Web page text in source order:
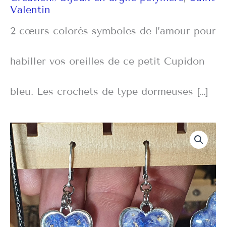
Valentin
2 cœurs colorés symboles de l’amour pour
habiller vos oreilles de ce petit Cupidon
bleu. Les crochets de type dormeuses […]